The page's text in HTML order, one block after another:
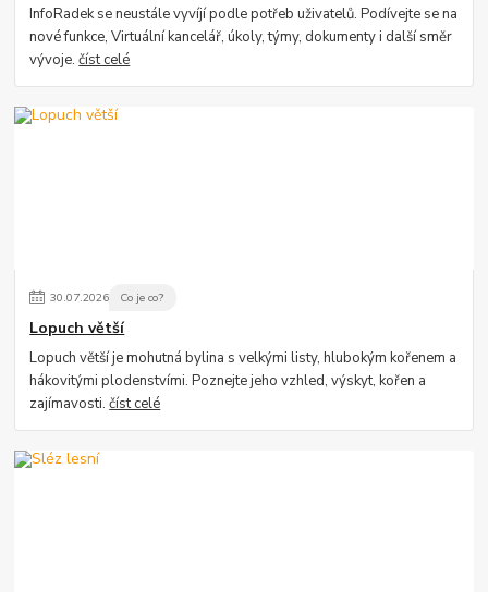
InfoRadek se neustále vyvíjí podle potřeb uživatelů. Podívejte se na
nové funkce, Virtuální kancelář, úkoly, týmy, dokumenty i další směr
vývoje.číst celé
30.07.2026 Co je co?
Lopuch větší
Lopuch větší je mohutná bylina s velkými listy, hlubokým kořenem a
hákovitými plodenstvími. Poznejte jeho vzhled, výskyt, kořen a
zajímavosti.číst celé